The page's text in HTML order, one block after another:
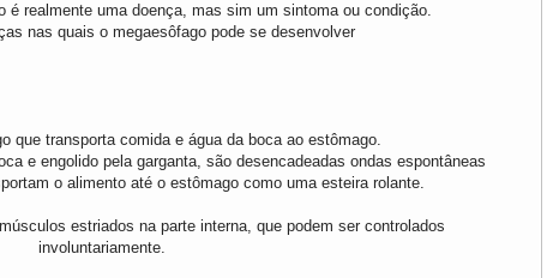
é realmente uma doença, mas sim um sintoma ou condição.
nas quais o megaesôfago pode se desenvolver
que transporta comida e água da boca ao estômago.
e engolido pela garganta, são desencadeadas ondas espontâneas
o alimento até o estômago como uma esteira rolante.
estriados na parte interna, que podem ser controlados
involuntariamente.